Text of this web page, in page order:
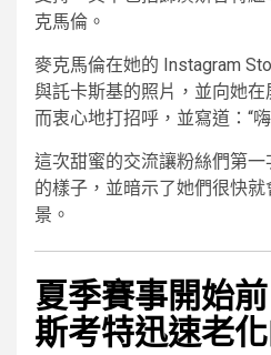
克馬倫。
麥克馬倫在她的 Instagram
與託卡斯基的照片，並向她
而衷心地打招呼，並寫道：“
這次甜蜜的交流讓粉絲們第
的樣子，並暗示了她們很快
景。
夏季賽事開始
斯考特迅速老